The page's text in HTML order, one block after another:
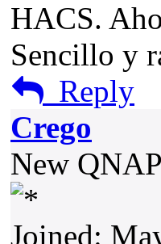
HACS.
Sencillo y
Reply
Crego
New QNAP
Joined: